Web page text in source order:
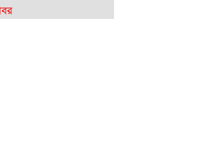
দিল ভারত, প্রশ্ন